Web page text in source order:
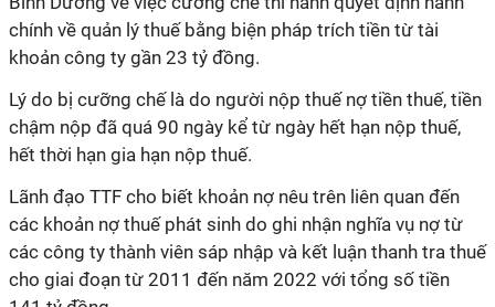
chính về quản lý thuế bằng biện pháp trích tiền từ tài
khoản công ty gần 23 tỷ đồng.
Lý do bị cưỡng chế là do người nộp thuế nợ tiền thuế, tiền
chậm nộp đã quá 90 ngày kể từ ngày hết hạn nộp thuế,
hết thời hạn gia hạn nộp thuế.
Lãnh đạo TTF cho biết khoản nợ nêu trên liên quan đến
các khoản nợ thuế phát sinh do ghi nhận nghĩa vụ nợ từ
các công ty thành viên sáp nhập và kết luận thanh tra thuế
cho giai đoạn từ 2011 đến năm 2022 với tổng số tiền